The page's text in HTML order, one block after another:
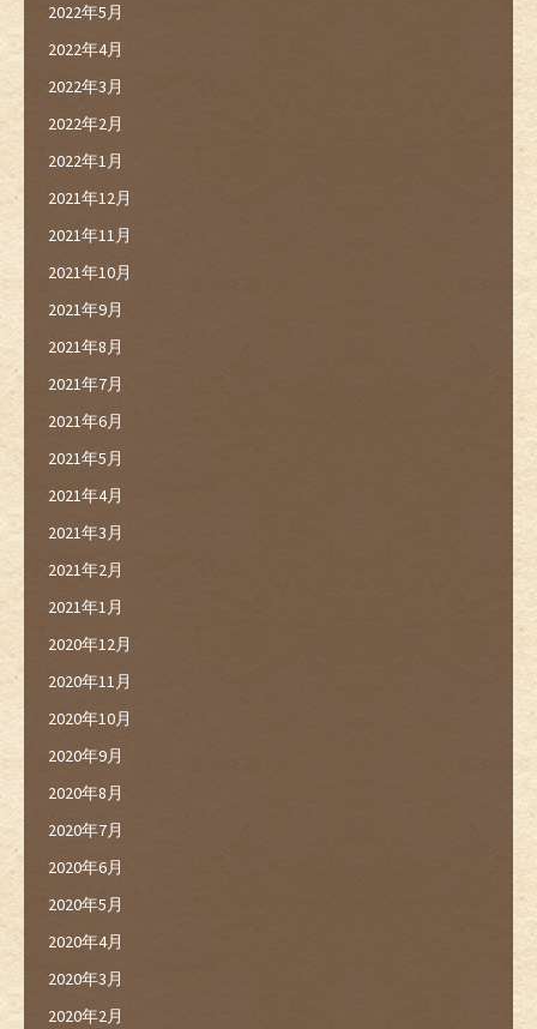
2022年5月
2022年4月
2022年3月
2022年2月
2022年1月
2021年12月
2021年11月
2021年10月
2021年9月
2021年8月
2021年7月
2021年6月
2021年5月
2021年4月
2021年3月
2021年2月
2021年1月
2020年12月
2020年11月
2020年10月
2020年9月
2020年8月
2020年7月
2020年6月
2020年5月
2020年4月
2020年3月
2020年2月